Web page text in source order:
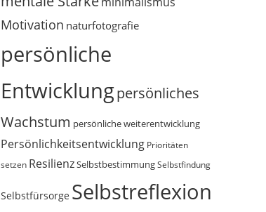
Motivation naturfotografie
persönliche
Entwicklungpersönliches
Wachstum persönliche weiterentwicklung
Persönlichkeitsentwicklung Prioritäten
setzen ResilienzSelbstbestimmungSelbstfindung
Selbstfürsorge Selbstreflexion